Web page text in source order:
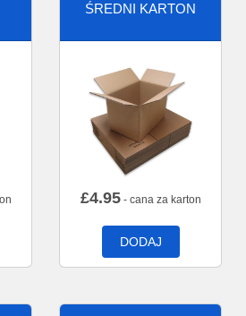
ŚREDNI KARTON
£4.95- cana za karton
DODAJ